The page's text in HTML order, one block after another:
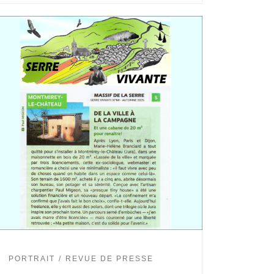
PORTRAIT REVUE DE PRESSE